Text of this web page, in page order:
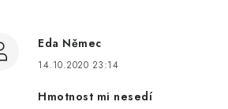
Eda Němec
14.10.2020 23:14
Hmotnost mi nesedí